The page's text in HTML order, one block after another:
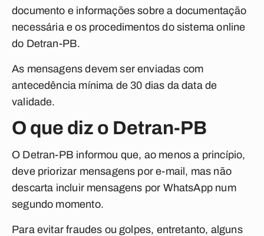
documento e informações sobre a documentação
necessária e os procedimentos do sistema online
do Detran-PB.
As mensagens devem ser enviadas com
antecedência mínima de 30 dias da data de
validade.
O que diz o Detran-PB
O Detran-PB informou que, ao menos a princípio,
deve priorizar mensagens por e-mail, mas não
descarta incluir mensagens por WhatsApp num
segundo momento.
Para evitar fraudes ou golpes, entretanto, alguns